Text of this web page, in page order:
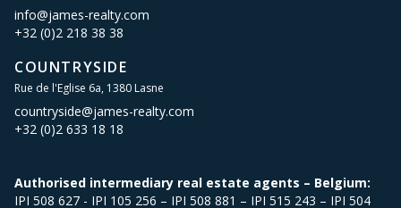
info@james-realty.com
+32 (0)2 218 38 38
COUNTRYSIDE
Rue de l'Eglise 6a, 1380 Lasne
countryside@james-realty.com
+32 (0)2 633 18 18
Authorised intermediary real estate agents – Belgium:
IPI 508 627 - IPI 105 256 – IPI 508 881 – IPI 515 243 – IPI 504